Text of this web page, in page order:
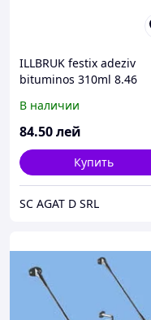
ILLBRUK festix adeziv
bituminos 310ml 8.46
В наличии
84.50лей
Купить
SC AGAT D SRL